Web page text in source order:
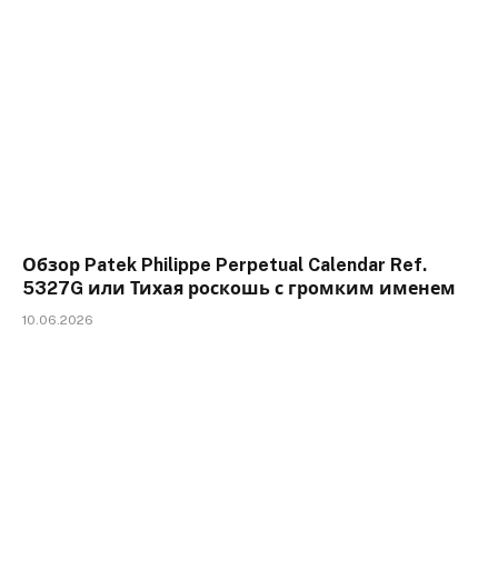
Обзор Patek Philippe Perpetual Calendar Ref.
5327G или Тихая роскошь с громким именем
10.06.2026